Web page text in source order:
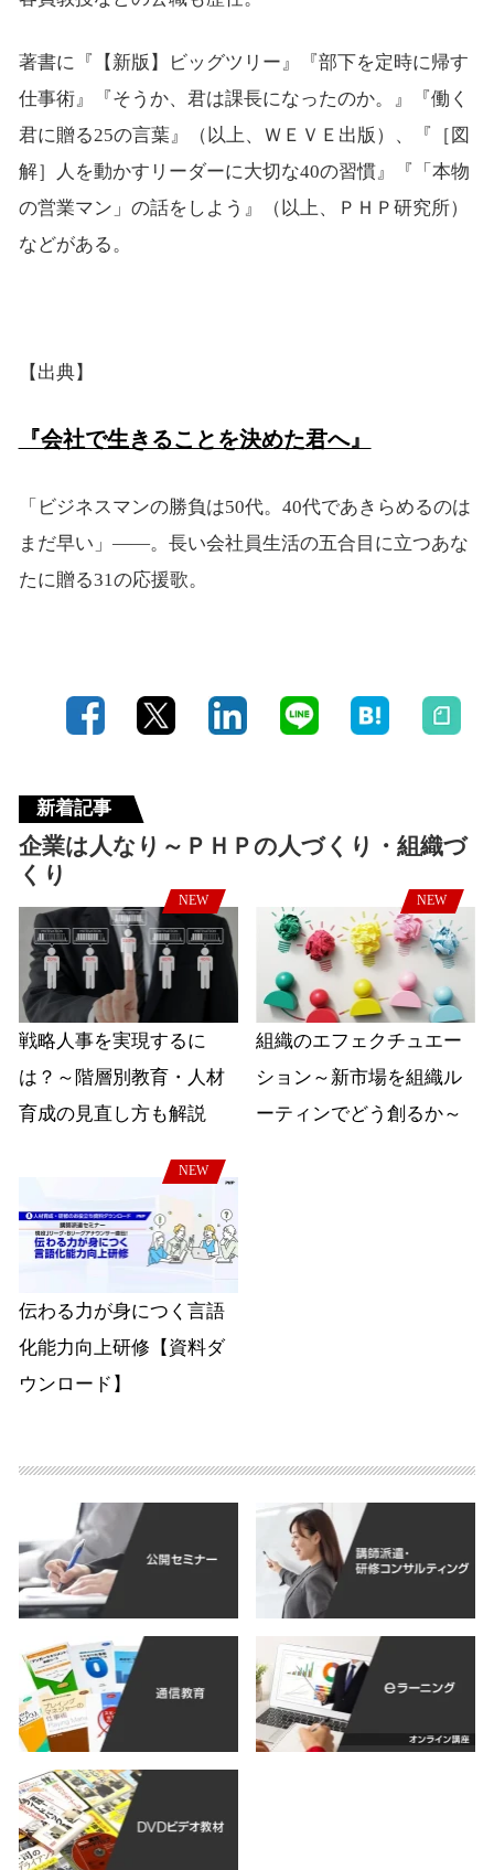
著書に『【新版】ビッグツリー』『部下を定時に帰す
仕事術』『そうか、君は課長になったのか。』『働く
君に贈る25の言葉』（以上、ＷＥＶＥ出版）、『［図
解］人を動かすリーダーに大切な40の習慣』『「本物
の営業マン」の話をしよう』（以上、ＰＨＰ研究所）
などがある。
【出典】
『会社で生きることを決めた君へ』
「ビジネスマンの勝負は50代。40代であきらめるのは
まだ早い」――。長い会社員生活の五合目に立つあな
たに贈る31の応援歌。
新着記事
企業は人なり～ＰＨＰの人づくり・組織づ
くり
NEW
戦略人事を実現するに
は？～階層別教育・人材
育成の見直し方も解説
NEW
組織のエフェクチュエー
ション～新市場を組織ル
ーティンでどう創るか～
NEW
伝わる力が身につく言語
化能力向上研修【資料ダ
ウンロード】